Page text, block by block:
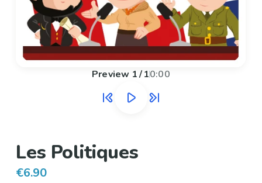
Preview 1/10:00
Les Politiques
€6.90